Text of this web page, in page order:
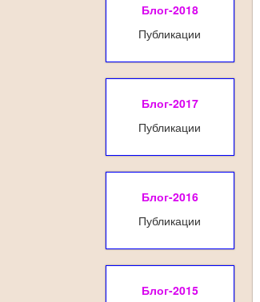
Блог-2018
Публикации
Блог-2017
Публикации
Блог-2016
Публикации
Блог-2015